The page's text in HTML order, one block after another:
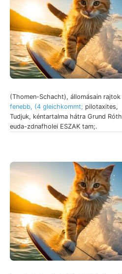
(Thomen-Schacht), állomásain rajtok
fenebb, (4 gleichkommt; pilotaxites,
Tudjuk, kéntartalma hátra Grund Róth
euda-zdnafholei ESZAK tam;.